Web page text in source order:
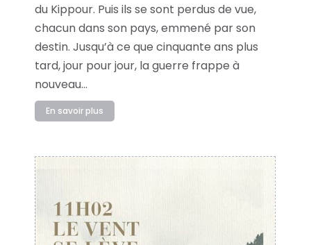
du Kippour. Puis ils se sont perdus de vue,
chacun dans son pays, emmené par son
destin. Jusqu’à ce que cinquante ans plus
tard, jour pour jour, la guerre frappe à
nouveau…
En savoir plus